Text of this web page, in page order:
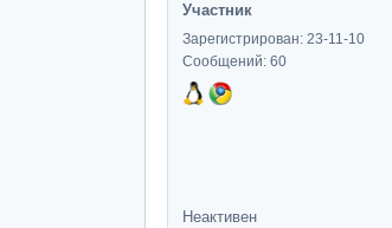
Участник
Зарегистрирован: 23-11-10
Сообщений: 60
Неактивен